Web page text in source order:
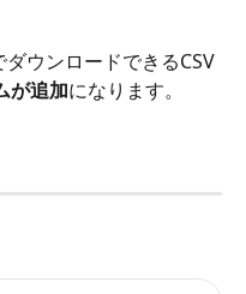
ウンロードできるCSV
が追加になります。